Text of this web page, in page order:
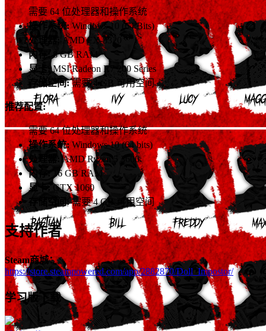
需要 64 位处理器和操作系统
操作系统:Windows 10 (64 Bits)
处理器:
AMD FX-8320
内存:
8 GB RAM
显卡: MSI Radeon R7 200 Series
存储空间:需要 4 GB 可用空间
推荐配置:
需要 64 位处理器和操作系统
操作系统:Windows 10 (64 bits)
处理器:
AMD Ryzen 5 3600
内存:
16 GB RAM
显卡:
GTX 1060
存储空间:需要 4 GB 可用空间
支持作者
Steam商城：
https://store.steampowered.com/app/2882870/Doll_Impostor/
学习版下载